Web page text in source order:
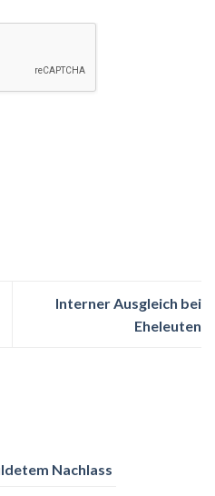
Interner Ausgleich bei
Eheleuten
Nachlass